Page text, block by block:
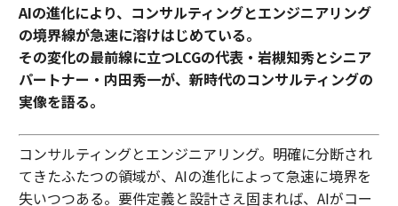
AIの進化により、コンサルティングとエンジニアリング
の境界線が急速に溶けはじめている。
その変化の最前線に立つLCGの代表・岩槻知秀とシニア
パートナー・内田秀一が、新時代のコンサルティングの
実像を語る。
コンサルティングとエンジニアリング。明確に分断され
てきたふたつの領域が、AIの進化によって急速に境界を
失いつつある。要件定義と設計さえ固まれば、AIがコー